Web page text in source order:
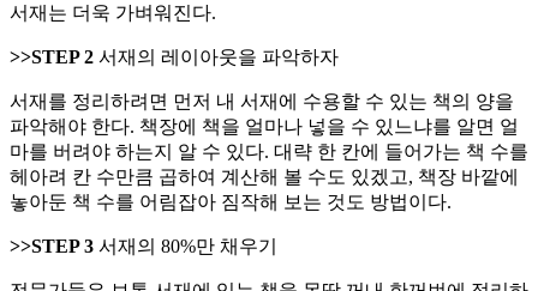
서재는 더욱 가벼워진다.
>>STEP 2 서재의 레이아웃을 파악하자
서재를 정리하려면 먼저 내 서재에 수용할 수 있는 책의 양을
파악해야 한다. 책장에 책을 얼마나 넣을 수 있느냐를 알면 얼
마를 버려야 하는지 알 수 있다. 대략 한 칸에 들어가는 책 수를
헤아려 칸 수만큼 곱하여 계산해 볼 수도 있겠고, 책장 바깥에
놓아둔 책 수를 어림잡아 짐작해 보는 것도 방법이다.
>>STEP 3 서재의 80%만 채우기